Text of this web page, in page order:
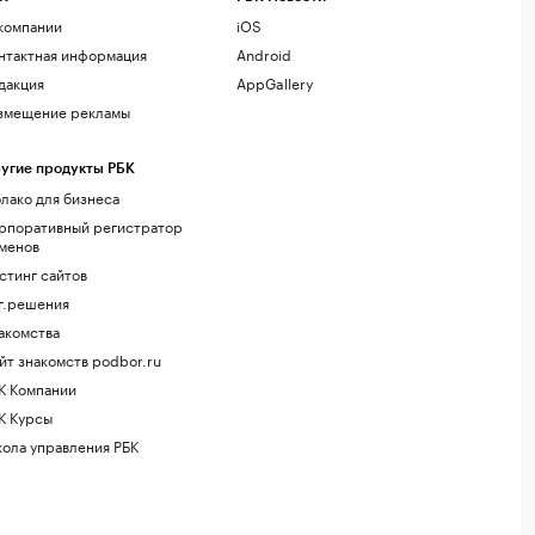
информация
рекламы
продукты РБК
для бизнеса
регистратор
сайтов
знакомств podbor.ru
Компании
Курсы
управления РБК
iOS
Android
AppGallery